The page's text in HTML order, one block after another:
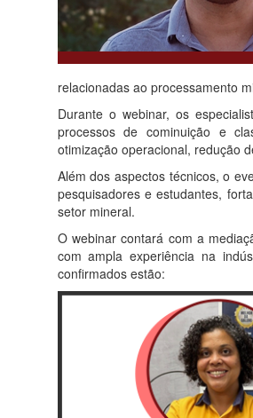
relacionadas ao processamento
Durante o webinar, os
processos de cominuição e
otimização operacional, redução
Além dos aspectos técnicos, o
pesquisadores e estudantes,
setor mineral.
O webinar contará com a
com ampla experiência na
confirmados estão: